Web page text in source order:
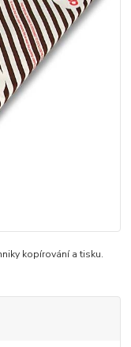
kopírování a tisku.